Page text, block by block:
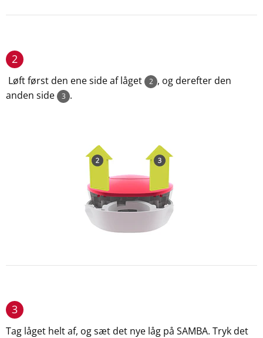
2
Løft først den ene side af låget 2 , og derefter den
anden side
3 .
3
Tag låget helt af, og sæt det nye låg på SAMBA. Tryk det